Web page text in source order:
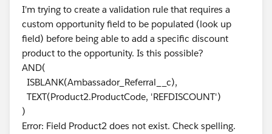
I'm trying to create a validation rule that requires a
custom opportunity field to be populated (look up
field) before being able to add a specific discount
product to the opportunity. Is this possible?
AND(
ISBLANK(Ambassador_Referral__c),
TEXT(Product2.ProductCode, 'REFDISCOUNT')
)
Error: Field Product2 does not exist. Check spelling.